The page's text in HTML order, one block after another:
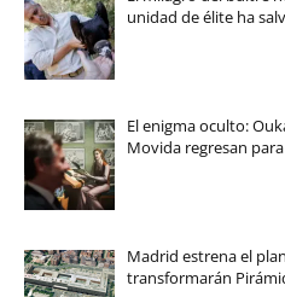
unidad de élite ha
El enigma oculto:
Movida regresan
Madrid estrena el
transformarán